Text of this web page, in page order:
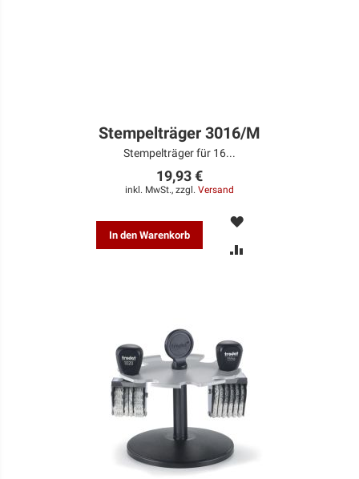
Stempelträger 3016/M
Stempelträger für 16...
19,93 €
inkl. MwSt., zzgl. Versand
In den Warenkorb
MERKEN